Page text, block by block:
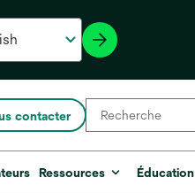
contacter
Ressources Éducation